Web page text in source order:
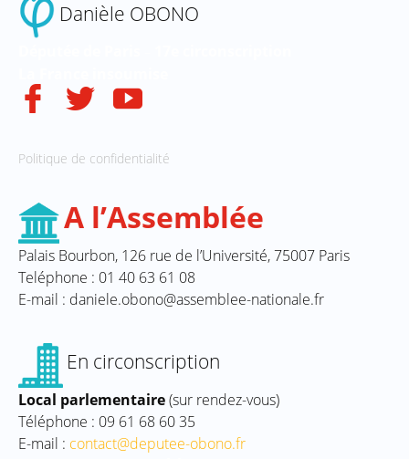
Danièle OBONO
Politique de confidentialité
A l’Assemblée
Palais Bourbon, 126 rue de l’Université, 75007 Paris
Teléphone : 01 40 63 61 08
E-mail : daniele.obono@assemblee-nationale.fr
En circonscription
Local parlementaire(sur rendez-vous)
Téléphone : 09 61 68 60 35
E-mail : contact@deputee-obono.fr